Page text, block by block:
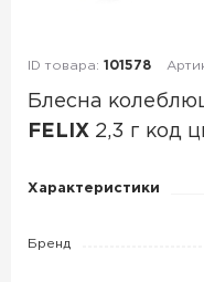
ID товара: 101578
Блесна
FELIX 2,3 г код
Блесна
NORSTREAM
Характеристики
Бренд